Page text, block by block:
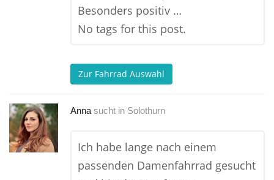
Besonders positiv …
No tags for this post.
Zur Fahrrad Auswahl
Anna sucht in Solothurn
Ich habe lange nach einem
passenden Damenfahrrad gesucht